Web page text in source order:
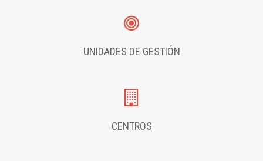
UNIDADES DE GESTIÓN
CENTROS